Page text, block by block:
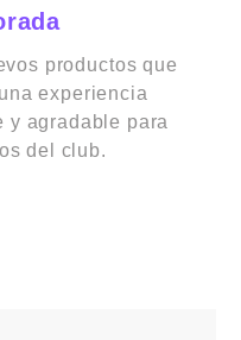
productos que
experiencia
y agradable para
del club.